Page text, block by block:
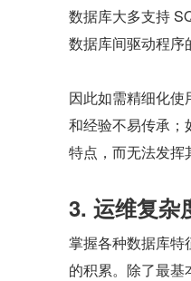
数据库大多支持
数据库间驱动程序
因此如需精细化
和经验不易传承；
特点，而无法发挥
3. 运维复杂
掌握各种数据库特
的积累。除了最